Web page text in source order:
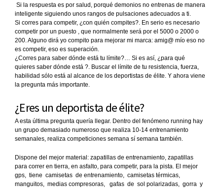
Si la respuesta es por salud, porqué demonios no entrenas de manera
inteligente siguiendo unos rangos de pulsaciones adecuados a ti.
Si corres para competir, ¿con quién compites?. En serio es necesario
competir por un puesto , que normalmente será por el 5000 o 2000 o
200. Alguno dirá yo compito para mejorar mi marca: amig@ mío eso no
es competir, eso es superación.
¿Corres para saber dónde está tu límite?… Si es así, ¿para qué
quieres saber dónde está ?. Buscar el límite de tu resistencia, fuerza,
habilidad sólo está al alcance de los deportistas de élite. Y ahora viene
la pregunta más importante.
¿Eres un deportista de élite?
A esta última pregunta quería llegar. Dentro del fenómeno running hay
un grupo demasiado numeroso que realiza 10-14 entrenamiento
semanales, realiza competiciones semana sí semana también.
Dispone del mejor material: zapatillas de entrenamiento, zapatillas
para correr en tierra, en asfalto, para competir, para la pista. El mejor
gps, tiene camisetas de entrenamiento, camisetas térmicas,
manguitos, medias compresoras, gafas de sol polarizadas, gorra y